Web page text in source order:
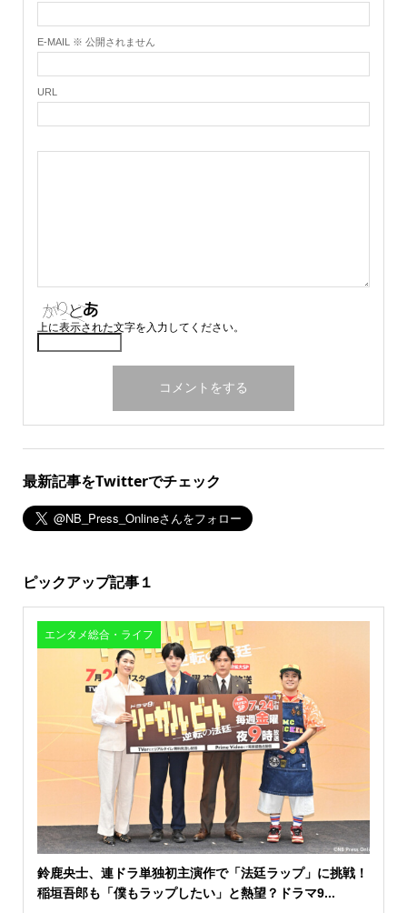
E-MAIL ※ 公開されません
URL
上に表示された文字を入力してください。
最新記事をTwitterでチェック
ピックアップ記事１
エンタメ総合・ライフ
鈴鹿央士、連ドラ単独初主演作で「法廷ラップ」に挑戦！
稲垣吾郎も「僕もラップしたい」と熱望？ドラマ9...